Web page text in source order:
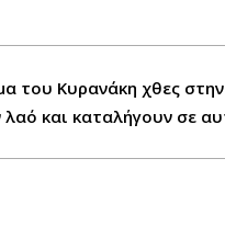
του Κυρανάκη χθες
και καταλήγουν σε